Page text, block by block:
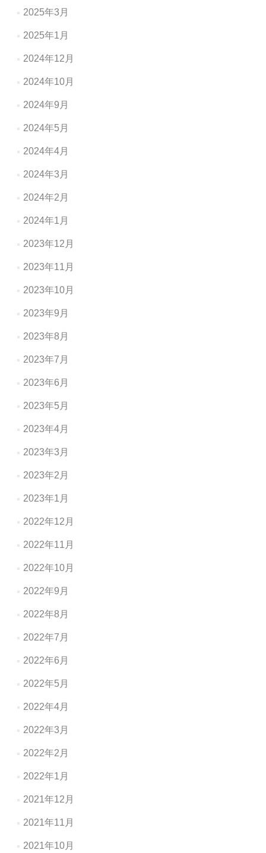
2025年3月
2025年1月
2024年12月
2024年10月
2024年9月
2024年5月
2024年4月
2024年3月
2024年2月
2024年1月
2023年12月
2023年11月
2023年10月
2023年9月
2023年8月
2023年7月
2023年6月
2023年5月
2023年4月
2023年3月
2023年2月
2023年1月
2022年12月
2022年11月
2022年10月
2022年9月
2022年8月
2022年7月
2022年6月
2022年5月
2022年4月
2022年3月
2022年2月
2022年1月
2021年12月
2021年11月
2021年10月